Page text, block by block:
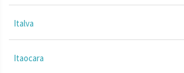
Italva
Itaocara